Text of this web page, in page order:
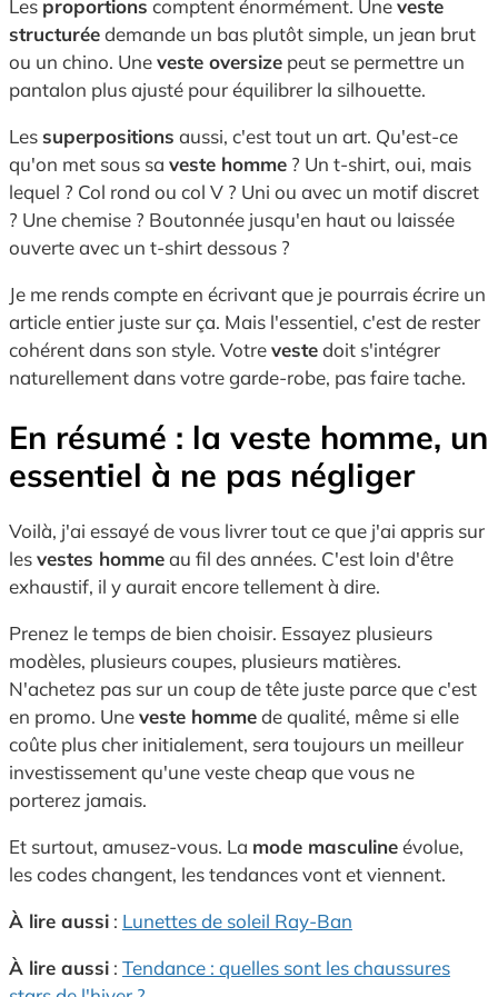
Les proportions comptent énormément. Uneveste
structuréedemande un bas plutôt simple, un jean brut
ou un chino. Uneveste oversize peut se permettre un
pantalon plus ajusté pour équilibrer la silhouette.
Les superpositions aussi, c'est tout un art. Qu'est-ce
qu'on met sous sa veste homme ? Un t-shirt, oui, mais
lequel ? Col rond ou col V ? Uni ou avec un motif discret
? Une chemise ? Boutonnée jusqu'en haut ou laissée
ouverte avec un t-shirt dessous ?
Je me rends compte en écrivant que je pourrais écrire un
article entier juste sur ça. Mais l'essentiel, c'est de rester
cohérent dans son style. Votrevestedoit s'intégrer
naturellement dans votre garde-robe, pas faire tache.
En résumé : la veste homme, un
essentiel à ne pas négliger
Voilà, j'ai essayé de vous livrer tout ce que j'ai appris sur
lesvestes hommeau fil des années. C'est loin d'être
exhaustif, il y aurait encore tellement à dire.
Prenez le temps de bien choisir. Essayez plusieurs
modèles, plusieurs coupes, plusieurs matières.
N'achetez pas sur un coup de tête juste parce que c'est
en promo. Uneveste hommede qualité, même si elle
coûte plus cher initialement, sera toujours un meilleur
investissement qu'une veste cheap que vous ne
porterez jamais.
Et surtout, amusez-vous. La mode masculineévolue,
les codes changent, les tendances vont et viennent.
À lire aussi : Lunettes de soleil Ray-Ban
À lire aussi : Tendance : quelles sont les chaussures